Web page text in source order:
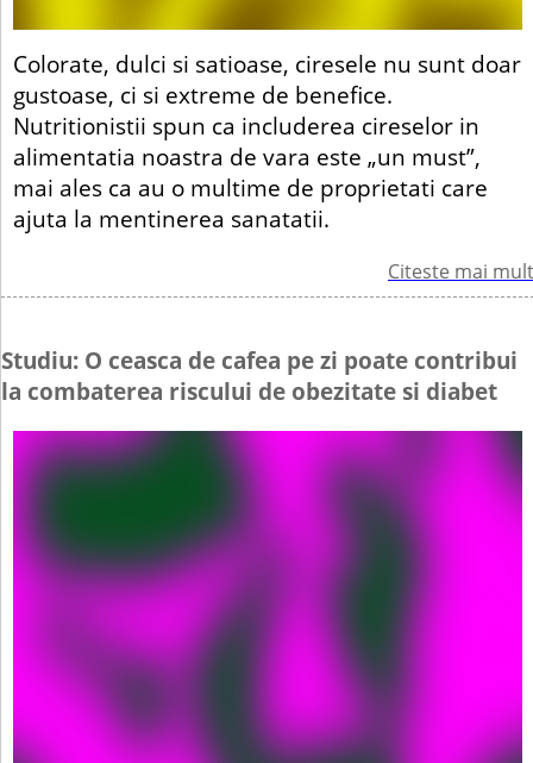
Colorate, dulci si satioase, ciresele nu sunt doar
gustoase, ci si extreme de benefice.
Nutritionistii spun ca includerea cireselor in
alimentatia noastra de vara este „un must”,
mai ales ca au o multime de proprietati care
ajuta la mentinerea sanatatii.
Citeste mai mult
Studiu: O ceasca de cafea pe zi poate contribui
la combaterea riscului de obezitate si diabet